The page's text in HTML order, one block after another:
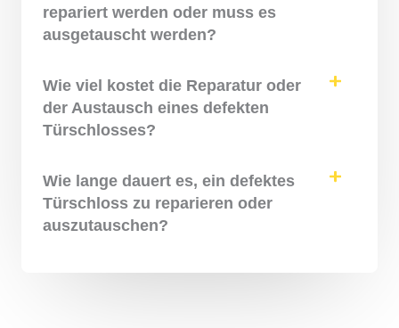
repariert werden oder muss es
ausgetauscht werden?
Wie viel kostet die Reparatur oder
der Austausch eines defekten
Türschlosses?
Wie lange dauert es, ein defektes
Türschloss zu reparieren oder
auszutauschen?